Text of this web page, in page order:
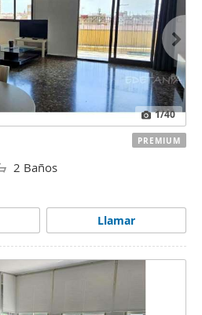
1/40
2 Baños
Llamar
PREMIUM